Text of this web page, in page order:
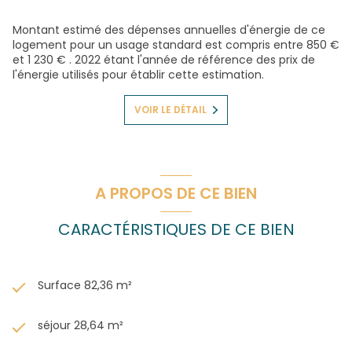
Montant estimé des dépenses annuelles d'énergie de ce
logement pour un usage standard est compris entre 850 €
et 1 230 € . 2022 étant l'année de référence des prix de
l'énergie utilisés pour établir cette estimation.
VOIR LE DÉTAIL
A PROPOS DE CE BIEN
CARACTÉRISTIQUES DE CE BIEN
Surface 82,36 m²
séjour 28,64 m²